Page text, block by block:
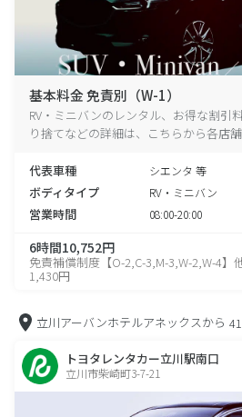
基本料金 免責別（W-1）
RV・ミニバンのレンタル、お得な割引
り捨てなどの詳細は、こちらから各店
代表車種 シエンタ 等
ボディタイプ RV・ミニバン
営業時間 08:00-20:00
6時間10,752円
免責補償制度【O-2,C-3,M-3,W-2,W-4】
1,430円
立川アーバンホテルアネックスから
トヨタレンタカー立川駅南口
立川市柴崎町3-7-21